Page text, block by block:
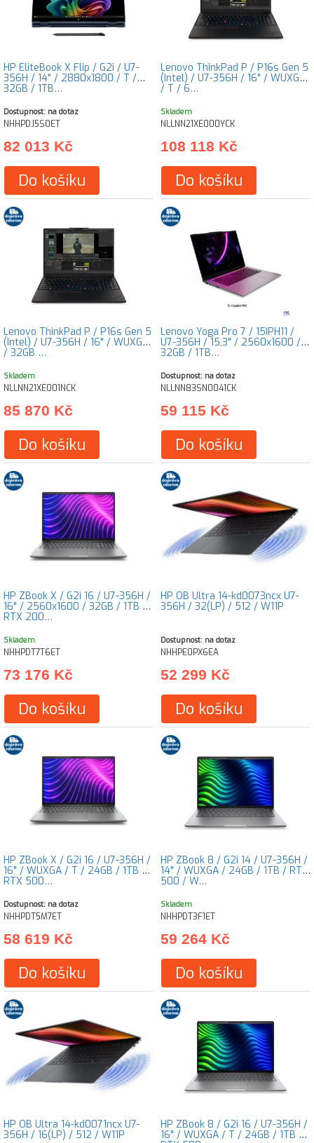
HP EliteBook X Flip / G2i / U7-
356H / 14" / 2880x1800 / T /
32GB / 1TB…
Dostupnost: na dotaz
NHHPDJ5S0ET
82 013 Kč
Do košíku
Lenovo ThinkPad P / P16s Gen 5
(Intel) / U7-356H / 16" / WUXGA
/ T / 6…
Skladem
NLLNN21XE000YCK
108 118 Kč
Do košíku
Lenovo ThinkPad P / P16s Gen 5
(Intel) / U7-356H / 16" / WUXGA
/ 32GB …
Skladem
NLLNN21XE001NCK
85 870 Kč
Do košíku
Lenovo Yoga Pro 7 / 15IPH11 /
U7-356H / 15,3" / 2560x1600 /
32GB / 1TB…
Dostupnost: na dotaz
NLLNN83SN0041CK
59 115 Kč
Do košíku
HP ZBook X / G2i 16 / U7-356H /
16" / 2560x1600 / 32GB / 1TB /
RTX 200…
Skladem
NHHPDT7T6ET
73 176 Kč
Do košíku
HP OB Ultra 14-kd0073ncx U7-
356H / 32(LP) / 512 / W11P
Dostupnost: na dotaz
NHHPE0PX6EA
52 299 Kč
Do košíku
HP ZBook X / G2i 16 / U7-356H /
16" / WUXGA / T / 24GB / 1TB /
RTX 500…
Dostupnost: na dotaz
NHHPDT5M7ET
58 619 Kč
Do košíku
HP ZBook 8 / G2i 14 / U7-356H /
14" / WUXGA / 24GB / 1TB / RTX
500 / W…
Skladem
NHHPDT3F1ET
59 264 Kč
Do košíku
HP OB Ultra 14-kd0071ncx U7-
356H / 16(LP) / 512 / W11P
HP ZBook 8 / G2i 16 / U7-356H /
16" / WUXGA / T / 24GB / 1TB /